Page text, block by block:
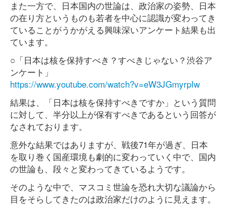
また一方で、日本国内の世論は、政治家の姿勢、日本
の在り方というものも若者を中心に認識が変わってき
ていることがうかがえる興味深いアンケート結果も出
ています。
○「日本は核を保持すべき？すべきじゃない？渋谷ア
ンケート」
https://www.youtube.com/watch?v=eW3JGmyrpIw
結果は、「日本は核を保持すべきですか」という質問
に対して、半分以上が保有すべきであるという回答が
なされております。
意外な結果ではありますが、戦後71年が過ぎ、日本
を取り巻く国産環境も劇的に変わっていく中で、国内
の世論も、段々と変わってきているようです。
そのような中で、マスコミ世論を恐れ大切な議論から
目をそらしてきたのは政治家だけのように見えます。